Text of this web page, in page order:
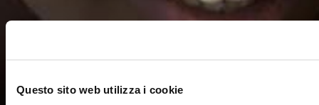
Questo sito web utilizza i cookie